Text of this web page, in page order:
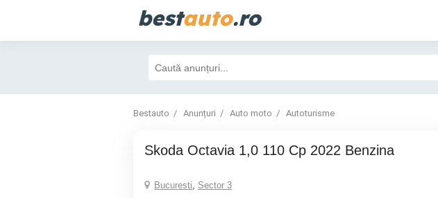
bestauto.ro
Bestauto Anunțuri Auto moto Autoturisme
Skoda Octavia 1,0 110 Cp 2022 Benzina
Bucuresti, Sector 3